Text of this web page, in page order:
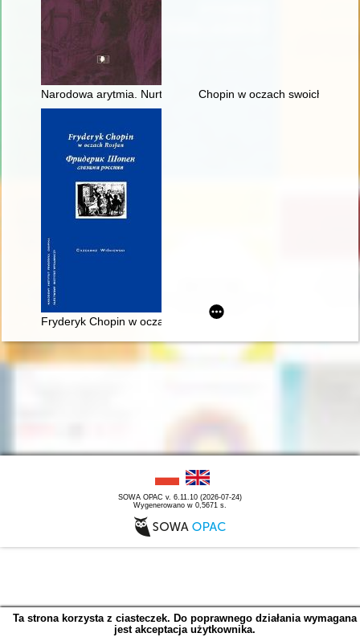
Narodowa arytmia. Nurt patriotyczny w twórczości artystów
Chopin w oczach swoich
Fryderyk Chopin w oczach Rosjan. Antologia. Friderik źopen
SOWA OPAC v. 6.11.10 (2026-07-24)
Wygenerowano w 0,5671 s.
Ta strona korzysta z ciasteczek. Do poprawnego działania wymagana
jest akceptacja użytkownika.